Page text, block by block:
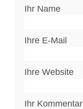
Ihr Name
Ihre E-Mail
Ihre Website
Ihr Kommentar